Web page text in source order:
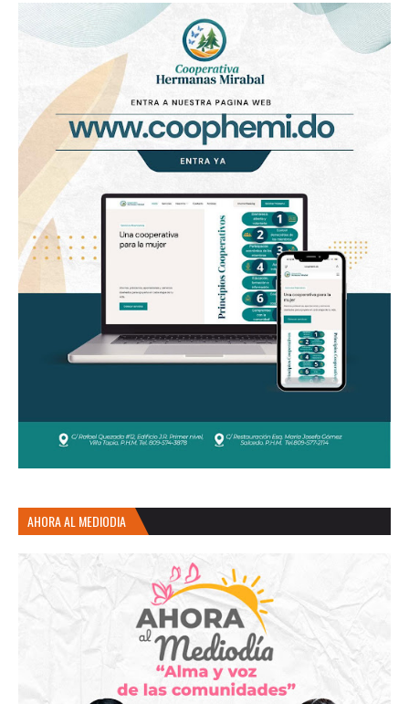
AHORA AL MEDIODIA